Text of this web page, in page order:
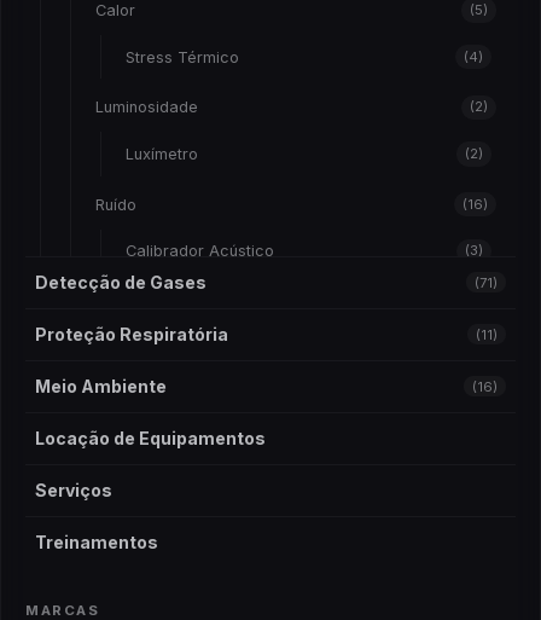
Calor (5)
Stress Térmico (4)
Luminosidade (2)
Luxímetro (2)
Ruído (16)
Calibrador Acústico (3)
Dosímetro de Ruído (4)
Sonometro (9)
Vibração (9)
Medidor de Vibração
Risco Químico (10)
Amostradores (1)
Etilômetro
Detecção de Gases (71)
Proteção Respiratória (11)
Meio Ambiente (16)
Locação de Equipamentos
Serviços
Treinamentos
MARCAS